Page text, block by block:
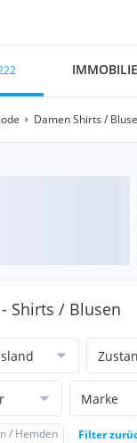
Damen Shirts /
Shirts / Blusen
Marke
/ Hemden Filter